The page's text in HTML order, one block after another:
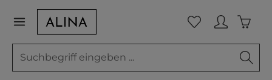
Zum Hauptinhalt springen Du hast 0